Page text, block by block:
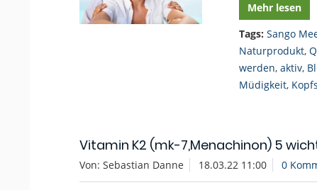
Mehr lesen
Tags: Sango
Naturprodukt,
werden, aktiv,
Müdigkeit,
Vitamin K2 (mk-7,Menachinon) 5
Von: Sebastian Danne 18.03.22 11:00 0